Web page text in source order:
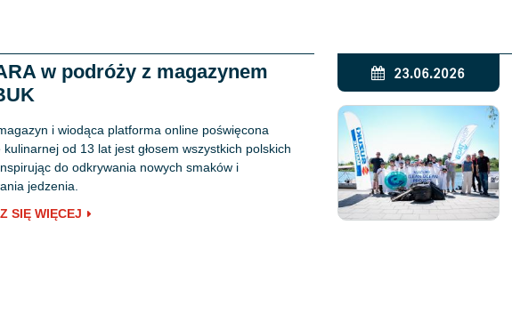
w podróży z magazynem
i wiodąca platforma online poświęcona
kulinarnej od 13 lat jest głosem wszystkich polskich
do odkrywania nowych smaków i
jedzenia.
SIĘ WIĘCEJ
23.06.2026